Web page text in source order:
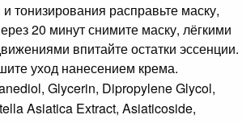
тонизирования расправьте маску,
20 минут снимите маску, лёгкими
впитайте остатки эссенции.
уход нанесением крема.
Glycerin, Dipropylene Glycol,
Asiatica Extract, Asiaticoside,